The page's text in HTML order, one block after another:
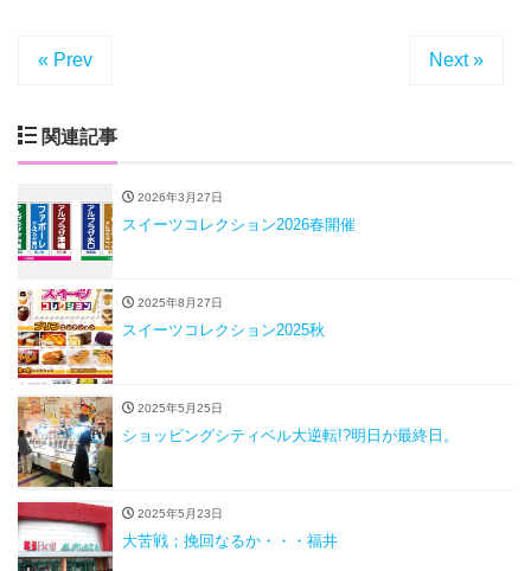
« Prev Next »
関連記事
2026年3月27日
スイーツコレクション2026春開催
2025年8月27日
スイーツコレクション2025秋
2025年5月25日
ショッピングシティベル大逆転!?明日が最終日。
2025年5月23日
大苦戦；挽回なるか・・・福井